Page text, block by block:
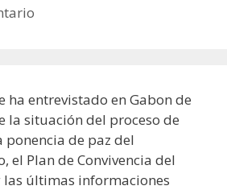
ha entrevistado en Gabon de
la situación del proceso de
ponencia de paz del
el Plan de Convivencia del
las últimas informaciones